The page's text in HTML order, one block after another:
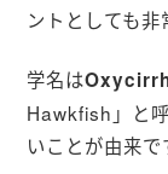
ントとしても非
学名は
Hawkfish」と
いことが由来で